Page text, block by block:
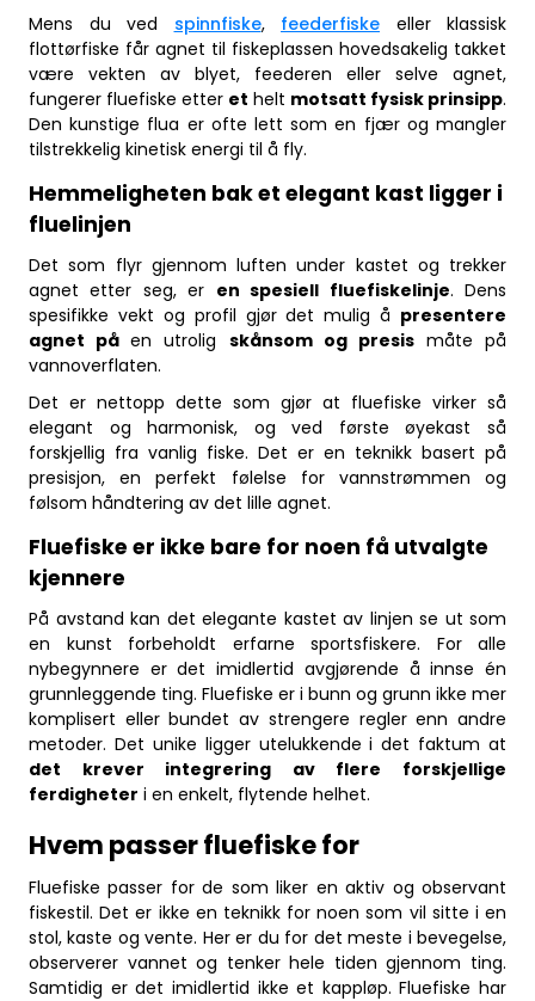
Mens du ved spinnfiske, feederfiske eller klassisk
flottørfiske får agnet til fiskeplassen hovedsakelig takket
være vekten av blyet, feederen eller selve agnet,
fungerer fluefiske etter et helt motsatt fysisk prinsipp.
Den kunstige flua er ofte lett som en fjær og mangler
tilstrekkelig kinetisk energi til å fly.
Hemmeligheten bak et elegant kast ligger i
fluelinjen
Det som flyr gjennom luften under kastet og trekker
agnet etter seg, er en spesiell fluefiskelinje. Dens
spesifikke vekt og profil gjør det mulig å presentere
agnet påen utrolig skånsom og presismåte på
vannoverflaten.
Det er nettopp dette som gjør at fluefiske virker så
elegant og harmonisk, og ved første øyekast så
forskjellig fra vanlig fiske. Det er en teknikk basert på
presisjon, en perfekt følelse for vannstrømmen og
følsom håndtering av det lille agnet.
Fluefiske er ikke bare for noen få utvalgte
kjennere
På avstand kan det elegante kastet av linjen se ut som
en kunst forbeholdt erfarne sportsfiskere. For alle
nybegynnere er det imidlertid avgjørende å innse én
grunnleggende ting. Fluefiske er i bunn og grunn ikke mer
komplisert eller bundet av strengere regler enn andre
metoder. Det unike ligger utelukkende i det faktum at
det krever integrering av flere forskjellige
ferdigheter i en enkelt, flytende helhet.
Hvem passer fluefiske for
Fluefiske passer for de som liker en aktiv og observant
fiskestil. Det er ikke en teknikk for noen som vil sitte i en
stol, kaste og vente. Her er du for det meste i bevegelse,
observerer vannet og tenker hele tiden gjennom ting.
Samtidig er det imidlertid ikke et kappløp. Fluefiske har